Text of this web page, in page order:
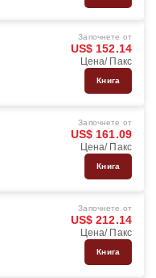
Започнете от
US$ 152.14
Цена/ Пакс
Книга
Започнете от
US$ 161.09
Цена/ Пакс
Книга
Започнете от
US$ 212.14
Цена/ Пакс
Книга